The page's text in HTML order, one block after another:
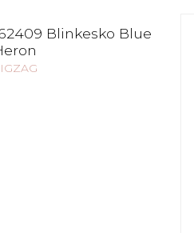
Blinkesko Blue